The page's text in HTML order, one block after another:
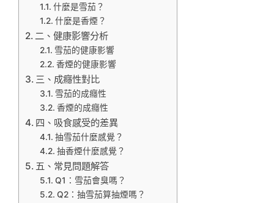
什麼是雪茄？
什麼是香煙？
二、健康影響分析
雪茄的健康影響
香煙的健康影響
三、成癮性對比
雪茄的成癮性
香煙的成癮性
四、吸食感受的差異
抽雪茄什麼感覺？
抽香煙什麼感覺？
五、常見問題解答
Q1：雪茄會臭嗎？
Q2：抽雪茄算抽煙嗎？